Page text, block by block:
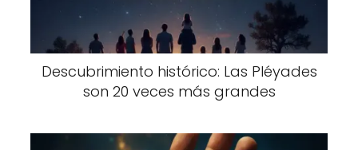
Descubrimiento histórico: Las Pléyades
son 20 veces más grandes